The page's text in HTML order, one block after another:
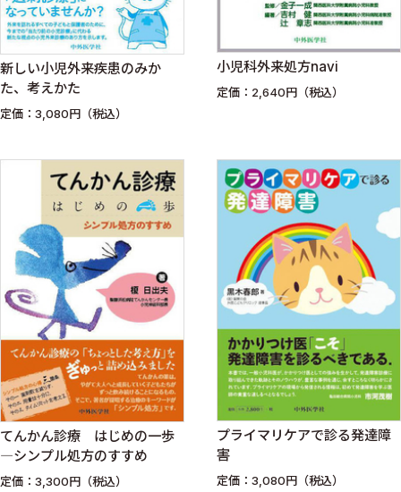
新しい小児外来疾患のみか
た、考えかた
定価：3,080円（税込）
小児科外来処方navi
定価：2,640円（税込）
てんかん診療 はじめの一歩
―シンプル処方のすすめ
定価：3,300円（税込）
プライマリケアで診る発達障
害
定価：3,080円（税込）